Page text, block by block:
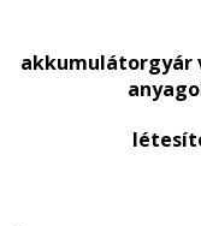
akkumulátorgyár